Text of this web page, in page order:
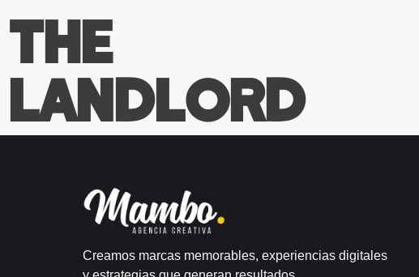
The
Landlord
Creamos marcas memorables, experiencias digitales